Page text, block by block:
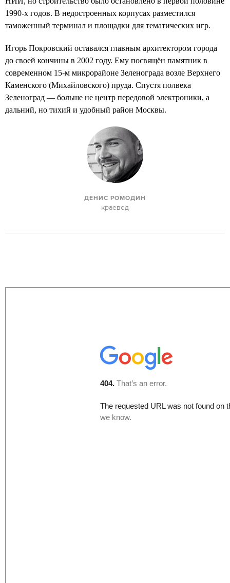
1990-х годов. В недостроенных корпусах разместился
таможенный терминал и площадки для тематических игр.
Игорь Покровский оставался главным архитектором города
до своей кончины в 2002 году. Ему посвящён памятник в
современном 15-м микрорайоне Зеленограда возле Верхнего
Каменского (Михайловского) пруда. Спустя полвека
Зеленоград — больше не центр передовой электроники, а
дальний, но тихий и удобный район Москвы.
ДЕНИС РОМОДИН
краевед